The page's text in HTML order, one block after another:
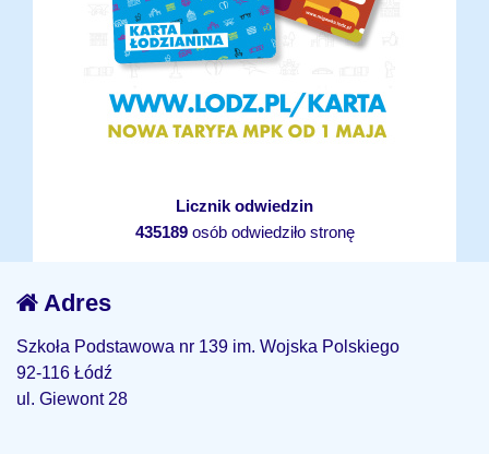
Licznik odwiedzin
435189osób odwiedziło stronę
Adres
Szkoła Podstawowa nr 139 im. Wojska Polskiego
92-116 Łódź
ul. Giewont 28